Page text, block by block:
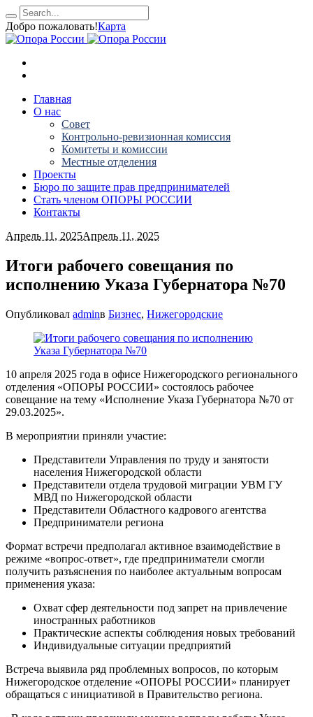
Добро пожаловать!Карта
Главная
О нас
Совет
Контрольно-ревизионная комиссия
Комитеты и комиссии
Местные отделения
Проекты
Бюро по защите прав предпринимателей
Стать членом ОПОРЫ РОССИИ
Контакты
Апрель 11, 2025Апрель 11, 2025
Итоги рабочего совещания по
исполнению Указа Губернатора №70
Опубликовал adminв Бизнес, Нижегородские
10 апреля 2025 года в офисе Нижегородского регионального
отделения «ОПОРЫ РОССИИ» состоялось рабочее
совещание на тему «Исполнение Указа Губернатора №70 от
29.03.2025».
В мероприятии приняли участие:
Представители Управления по труду и занятости
населения Нижегородской области
Представители отдела трудовой миграции УВМ ГУ
МВД по Нижегородской области
Представители Областного кадрового агентства
Предприниматели региона
Формат встречи предполагал активное взаимодействие в
режиме «вопрос-ответ», где предприниматели смогли
получить разъяснения по наиболее актуальным вопросам
применения указа:
Охват сфер деятельности под запрет на привлечение
иностранных работников
Практические аспекты соблюдения новых требований
Индивидуальные ситуации предприятий
Встреча выявила ряд проблемных вопросов, по которым
Нижегородское отделение «ОПОРЫ РОССИИ» планирует
обращаться с инициативой в Правительство региона.